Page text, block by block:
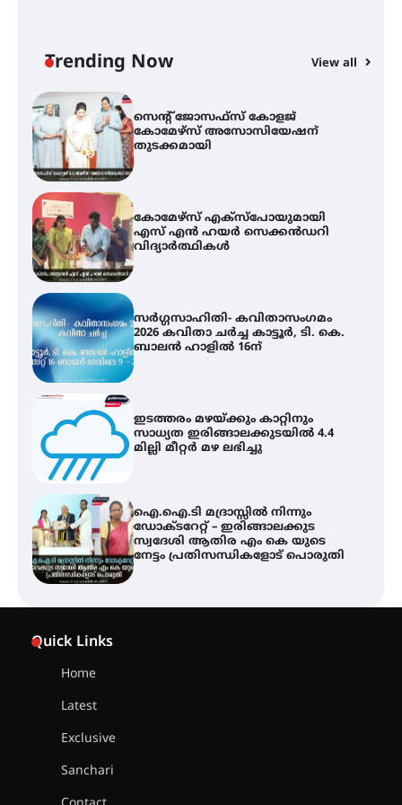
Trending Now View all
വെള്ളിയാഴ്ച സ്‌ക്രീൻ ചെയ്യുന്നു
സെന്റ് ജോസഫ്സ് കോളജ്
കോമേഴ്‌സ് അസോസിയേഷന്
തുടക്കമായി
കോമേഴ്സ് എക്സ്പോയുമായി
എസ് എൻ ഹയർ സെക്കൻഡറി
വിദ്യാർത്ഥികൾ
സർഗ്ഗസാഹിതി- കവിതാസംഗമം
2026 കവിതാ ചർച്ച കാട്ടൂർ, ടി. കെ.
ബാലൻ ഹാളിൽ 16ന്
ഇടത്തരം മഴയ്ക്കും കാറ്റിനും
സാധ്യത ഇരിങ്ങാലക്കുടയിൽ 4.4
മില്ലി മീറ്റർ മഴ ലഭിച്ചു
ഐ.ഐ.ടി മദ്രാസ്സിൽ നിന്നും
ഡോക്ടറേറ്റ് – ഇരിങ്ങാലക്കുട
സ്വദേശി ആതിര എം കെ യുടെ
നേട്ടം പ്രതിസന്ധികളോട് പൊരുതി
Quick Links
Home
Latest
Exclusive
Sanchari